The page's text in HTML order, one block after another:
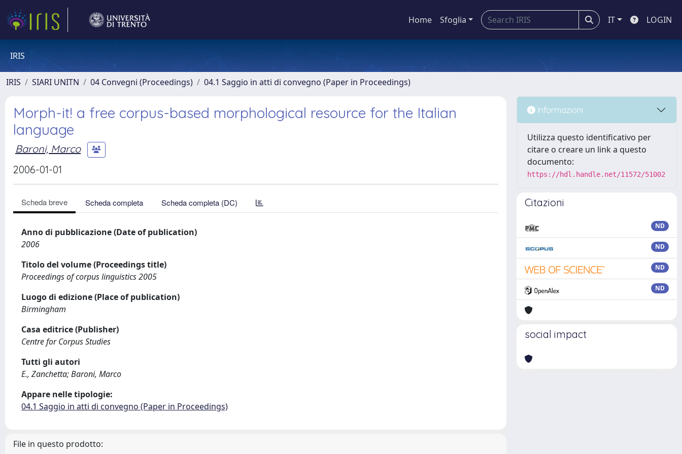
Home Sfoglia IT LOGIN
IRIS
IRIS SIARI UNITN 04 Convegni (Proceedings) 04.1 Saggio in atti di convegno (Paper in Proceedings)
Morph-it! a free corpus-based morphological resource for the Italian
language
Baroni, Marco
2006-01-01
Scheda breve Scheda completa Scheda completa (DC)
Anno di pubblicazione (Date of publication)
2006
Titolo del volume (Proceedings title)
Proceedings of corpus linguistics 2005
Luogo di edizione (Place of publication)
Birmingham
Casa editrice (Publisher)
Centre for Corpus Studies
Tutti gli autori
E., Zanchetta; Baroni, Marco
Appare nelle tipologie:
04.1 Saggio in atti di convegno (Paper in Proceedings)
File in questo prodotto:
Informazioni
Utilizza questo identificativo per
citare o creare un link a questo
documento:
https://hdl.handle.net/11572/51002
Citazioni
ND
ND
ND
ND
social impact